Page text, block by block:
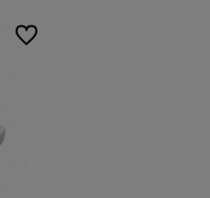
Do ulubionych